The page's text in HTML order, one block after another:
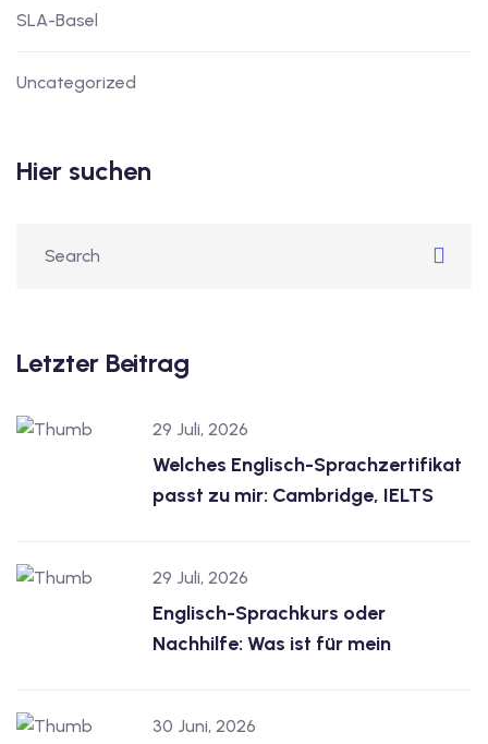
SLA-Basel
Uncategorized
Hier suchen
Letzter Beitrag
29 Juli, 2026
Welches Englisch-Sprachzertifikat
passt zu mir: Cambridge, IELTS
29 Juli, 2026
Englisch-Sprachkurs oder
Nachhilfe: Was ist für mein
30 Juni, 2026